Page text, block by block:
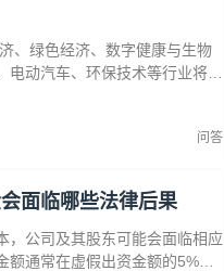
、绿色经济、数字健康与生物
动汽车、环保技术等行业将迎
造商业价值。
问答
面临哪些法律后果
，公司及其股东可能会面临相应
通常在虚假出资金额的5%到